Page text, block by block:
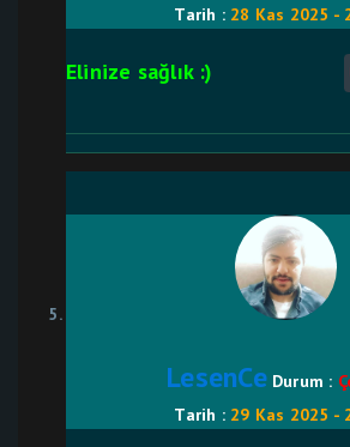
Tarih : 28 Kas 2025 -
Elinize sağlık :)
LesenCe Durum :
Tarih : 29 Kas 2025 -